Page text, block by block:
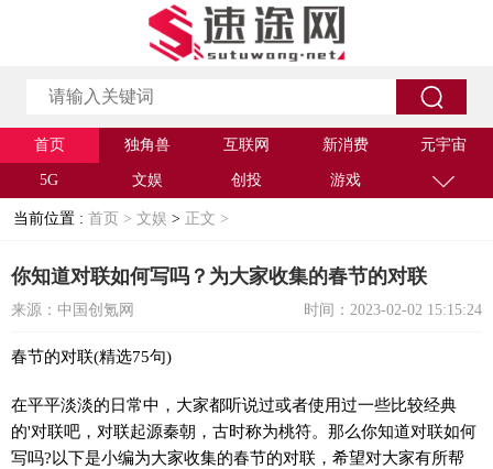
首页 独角兽 互联网 新消费 元宇宙
5G 文娱 创投 游戏
当前位置 : 首页 > 文娱 > 正文 >
你知道对联如何写吗？为大家收集的春节的对联
来源：中国创氪网 时间：2023-02-02 15:15:24
春节的对联(精选75句)
在平平淡淡的日常中，大家都听说过或者使用过一些比较经典
的'对联吧，对联起源秦朝，古时称为桃符。那么你知道对联如何
写吗?以下是小编为大家收集的春节的对联，希望对大家有所帮